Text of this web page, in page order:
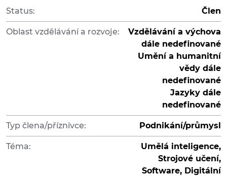
Status: Člen
Oblast vzdělávání a rozvoje:
Vzdělávání a výchova
dále nedefinované
Umění a humanitní
vědy dále
nedefinované
Jazyky dále
nedefinované
Typ člena/příznivce: Podnikání/průmysl
Téma:
Umělá inteligence,
Strojové učení,
Software, Digitální